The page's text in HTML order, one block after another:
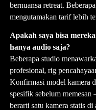
bernuansa retreat.
mengutamakan tarif lebih
Apakah saya bisa
hanya audio saja?
Beberapa studio
profesional, rig
Konfirmasi model kamera
spesifik sebelum
berarti satu kamera statis di